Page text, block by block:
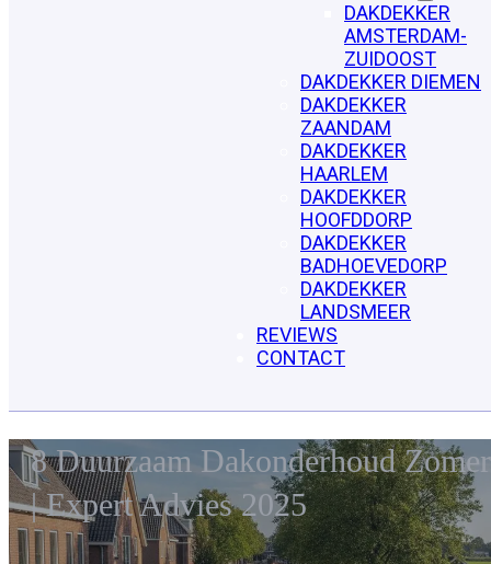
DAKDEKKER
AMSTERDAM-
ZUIDOOST
DAKDEKKER DIEMEN
DAKDEKKER
ZAANDAM
DAKDEKKER
HAARLEM
DAKDEKKER
HOOFDDORP
DAKDEKKER
BADHOEVEDORP
DAKDEKKER
LANDSMEER
REVIEWS
CONTACT
8 Duurzaam Dakonderhoud Zomer
| Expert Advies 2025